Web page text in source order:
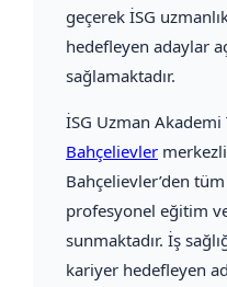
geçerek İSG
hedefleyen adaylar
sağlamaktadır.
İSG Uzman Akademi
Bahçelievler
Bahçelievler’den
profesyonel eğitim
sunmaktadır. İş
kariyer hedefleyen